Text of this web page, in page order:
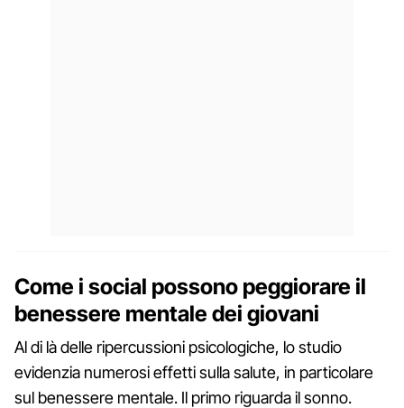
Come i social possono peggiorare il
benessere mentale dei giovani
Al di là delle ripercussioni psicologiche, lo studio
evidenzia numerosi effetti sulla salute, in particolare
sul benessere mentale. Il primo riguarda il sonno.